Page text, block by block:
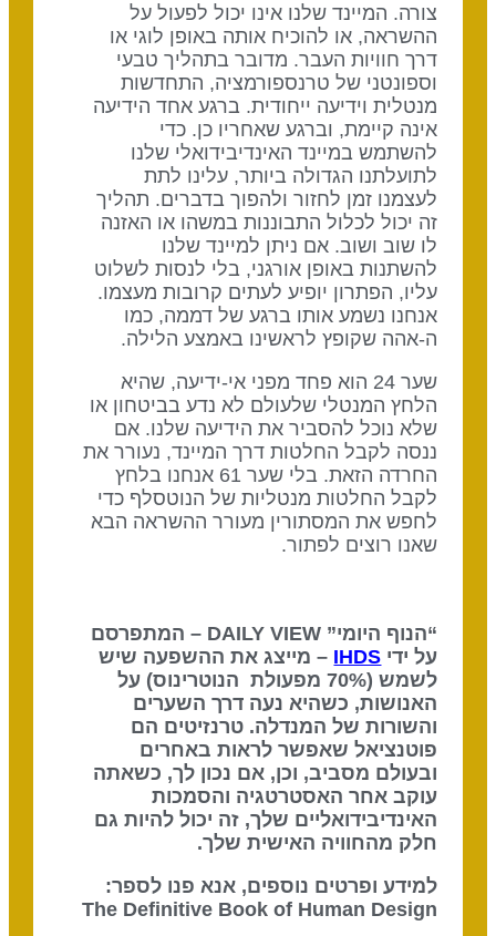
צורה. המיינד שלנו אינו יכול לפעול על
ההשראה, או להוכיח אותה באופן לוגי או
דרך חוויות העבר. מדובר בתהליך טבעי
וספונטני של טרנספורמציה, התחדשות
מנטלית וידיעה ייחודית. ברגע אחד הידיעה
אינה קיימת, וברגע שאחריו כן. כדי
להשתמש במיינד האינדיבידואלי שלנו
לתועלתנו הגדולה ביותר, עלינו לתת
לעצמנו זמן לחזור ולהפוך בדברים. תהליך
זה יכול לכלול התבוננות במשהו או האזנה
לו שוב ושוב. אם ניתן למיינד שלנו
להשתנות באופן אורגני, בלי לנסות לשלוט
עליו, הפתרון יופיע לעתים קרובות מעצמו.
אנחנו נשמע אותו ברגע של דממה, כמו
ה-אהה שקופץ לראשינו באמצע הלילה.
שער 24 הוא פחד מפני אי-ידיעה, שהיא
הלחץ המנטלי שלעולם לא נדע בביטחון או
שלא נוכל להסביר את הידיעה שלנו. אם
ננסה לקבל החלטות דרך המיינד, נעורר את
החרדה הזאת. בלי שער 61 אנחנו בלחץ
לקבל החלטות מנטליות של הנוטסלף כדי
לחפש את המסתורין מעורר ההשראה הבא
שאנו רוצים לפתור.
“הנוף היומי” DAILY VIEW – המתפרסם
על ידיIHDS – מייצג את ההשפעה שיש
לשמש (70% מפעולת הנוטרינוס) על
האנושות, כשהיא נעה דרך השערים
והשורות של המנדלה. טרנזיטים הם
פוטנציאל שאפשר לראות באחרים
ובעולם מסביב, וכן, אם נכון לך, כשאתה
עוקב אחר האסטרטגיה והסמכות
האינדיבידואליים שלך, זה יכול להיות גם
חלק מהחוויה האישית שלך.
למידע ופרטים נוספים, אנא פנו לספר:
The Definitive Book of Human Design